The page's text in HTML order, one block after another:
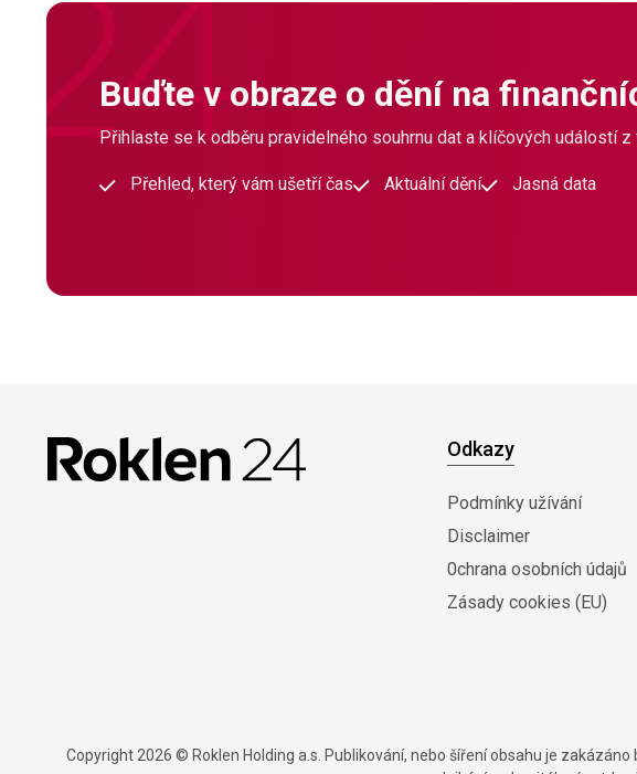
Buďte v obraze o dění na
Přihlaste se k odběru pravidelného souhrnu dat a klíčových událostí z
Přehled, který vám ušetří čas Aktuální dění Jasná data
Odkazy
Podmínky užívání
Disclaimer
0chrana osobních údajů
Zásady cookies (EU)
Copyright 2026 © Roklen Holding a.s. Publikování, nebo šíření obsahu je